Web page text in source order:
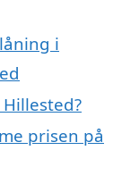
i
prisen på